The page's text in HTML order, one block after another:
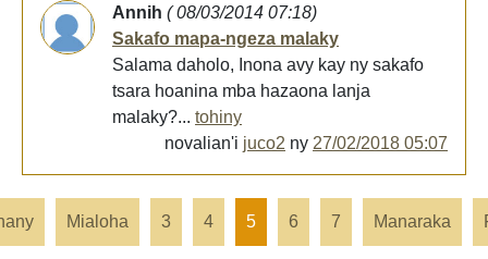
Annih ( 08/03/2014 07:18)
Sakafo mapa-ngeza malaky
Salama daholo, Inona avy kay ny sakafo
tsara hoanina mba hazaona lanja
malaky?... tohiny
novalian'i juco2 ny 27/02/2018 05:07
Mialoha 3 4 5 6 7 Manaraka